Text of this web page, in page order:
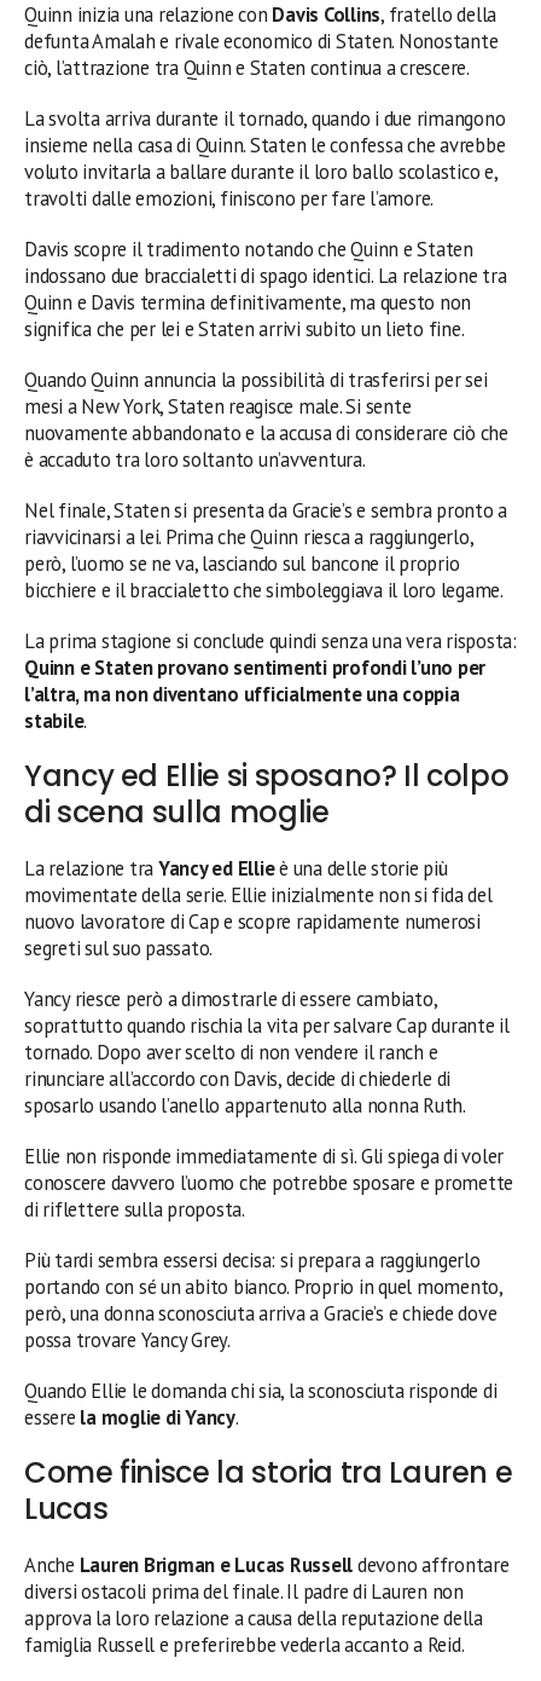
Quinn inizia una relazione con Davis Collins, fratello della
defunta Amalah e rivale economico di Staten. Nonostante
ciò, l’attrazione tra Quinn e Staten continua a crescere.
La svolta arriva durante il tornado, quando i due rimangono
insieme nella casa di Quinn. Staten le confessa che avrebbe
voluto invitarla a ballare durante il loro ballo scolastico e,
travolti dalle emozioni, finiscono per fare l’amore.
Davis scopre il tradimento notando che Quinn e Staten
indossano due braccialetti di spago identici. La relazione tra
Quinn e Davis termina definitivamente, ma questo non
significa che per lei e Staten arrivi subito un lieto fine.
Quando Quinn annuncia la possibilità di trasferirsi per sei
mesi a New York, Staten reagisce male. Si sente
nuovamente abbandonato e la accusa di considerare ciò che
è accaduto tra loro soltanto un’avventura.
Nel finale, Staten si presenta da Gracie’s e sembra pronto a
riavvicinarsi a lei. Prima che Quinn riesca a raggiungerlo,
però, l’uomo se ne va, lasciando sul bancone il proprio
bicchiere e il braccialetto che simboleggiava il loro legame.
La prima stagione si conclude quindi senza una vera risposta:
Quinn e Staten provano sentimenti profondi l’uno per
l’altra, ma non diventano ufficialmente una coppia
stabile.
Yancy ed Ellie si sposano? Il colpo
di scena sulla moglie
La relazione traYancy ed Ellieè una delle storie più
movimentate della serie. Ellie inizialmente non si fida del
nuovo lavoratore di Cap e scopre rapidamente numerosi
segreti sul suo passato.
Yancy riesce però a dimostrarle di essere cambiato,
soprattutto quando rischia la vita per salvare Cap durante il
tornado. Dopo aver scelto di non vendere il ranch e
rinunciare all’accordo con Davis, decide di chiederle di
sposarlo usando l’anello appartenuto alla nonna Ruth.
Ellie non risponde immediatamente di sì. Gli spiega di voler
conoscere davvero l’uomo che potrebbe sposare e promette
di riflettere sulla proposta.
Più tardi sembra essersi decisa: si prepara a raggiungerlo
portando con sé un abito bianco. Proprio in quel momento,
però, una donna sconosciuta arriva a Gracie’s e chiede dove
possa trovare Yancy Grey.
Quando Ellie le domanda chi sia, la sconosciuta risponde di
essere la moglie di Yancy.
Come finisce la storia tra Lauren e
Lucas
Anche Lauren Brigman e Lucas Russelldevono affrontare
diversi ostacoli prima del finale. Il padre di Lauren non
approva la loro relazione a causa della reputazione della
famiglia Russell e preferirebbe vederla accanto a Reid.